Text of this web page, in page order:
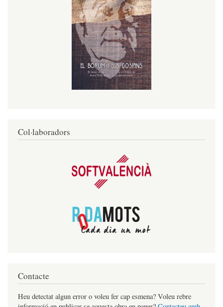
Col·laboradors
Contacte
Heu detectat algun error o voleu fer cap esmena? Voleu rebre